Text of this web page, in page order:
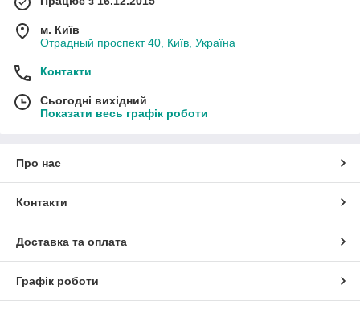
м. Київ
Отрадный проспект 40, Київ, Україна
Контакти
Сьогодні вихідний
Показати весь графік роботи
Про нас
Контакти
Доставка та оплата
Графік роботи